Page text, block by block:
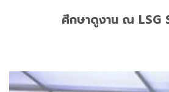
ศึกษาดูงาน ณ LSG